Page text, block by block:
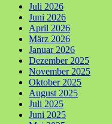
Juli 2026
Juni 2026
April 2026
März 2026
Januar 2026
Dezember 2025
November 2025
Oktober 2025
August 2025
Juli 2025
Juni 2025